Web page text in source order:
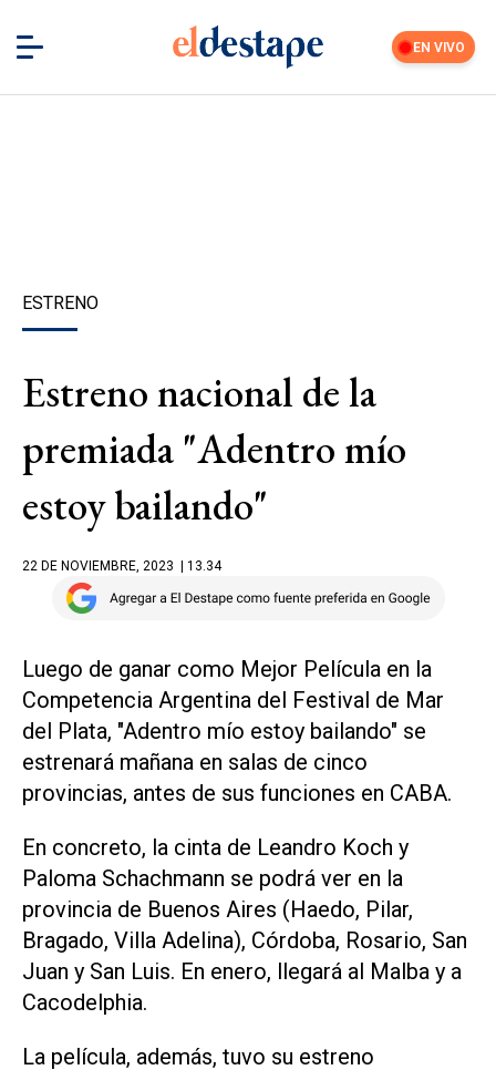
EN VIVO
ESTRENO
Estreno nacional de la
premiada "Adentro mío
estoy bailando"
22 DE NOVIEMBRE, 2023 | 13.34
Luego de ganar como Mejor Película en la
Competencia Argentina del Festival de Mar
del Plata, "Adentro mío estoy bailando" se
estrenará mañana en salas de cinco
provincias, antes de sus funciones en CABA.
En concreto, la cinta de Leandro Koch y
Paloma Schachmann se podrá ver en la
provincia de Buenos Aires (Haedo, Pilar,
Bragado, Villa Adelina), Córdoba, Rosario, San
Juan y San Luis. En enero, llegará al Malba y a
Cacodelphia.
La película, además, tuvo su estreno